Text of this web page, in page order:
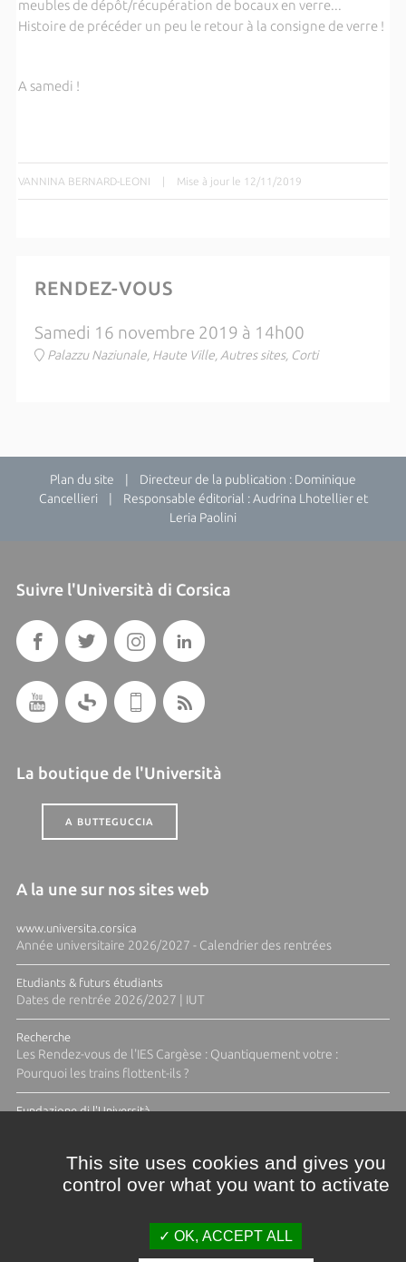
meubles de dépôt/récupération de bocaux en verre...
Histoire de précéder un peu le retour à la consigne de verre !
A samedi !
VANNINA BERNARD-LEONI | Mise à jour le 12/11/2019
RENDEZ-VOUS
Samedi 16 novembre 2019 à 14h00
Palazzu Naziunale, Haute Ville, Autres sites, Corti
Plan du site | Directeur de la publication : Dominique
Cancellieri | Responsable éditorial : Audrina Lhotellier et
Leria Paolini
Suivre l'Università di Corsica
La boutique de l'Università
A BUTTEGUCCIA
A la une sur nos sites web
www.universita.corsica
Année universitaire 2026/2027 - Calendrier des rentrées
Etudiants & futurs étudiants
Dates de rentrée 2026/2027 | IUT
Recherche
Les Rendez-vous de l'IES Cargèse : Quantiquement votre :
Pourquoi les trains flottent-ils ?
Fundazione di l'Università
This site uses cookies and gives you
control over what you want to activate
OK, ACCEPT ALL